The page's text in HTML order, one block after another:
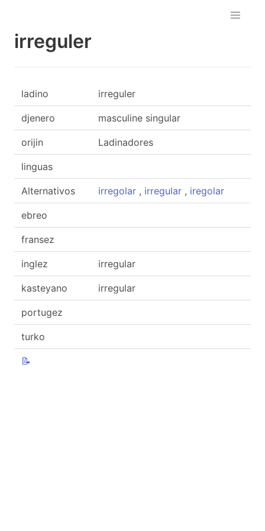
irreguler
ladino irreguler
djenero masculine singular
orijin Ladinadores
linguas
Alternativos irregolar , irregular , iregolar
ebreo
fransez
inglez irregular
kasteyano irregular
portugez
turko
📝